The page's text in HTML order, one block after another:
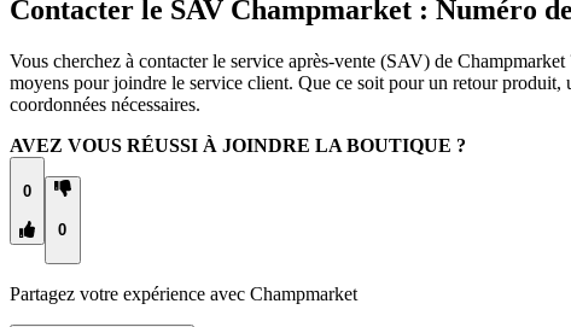
Contacter le SAV Champmarket : Numéro
Vous cherchez à contacter le service après-vente (SAV) de
moyens pour joindre le service client. Que ce soit pour un retour
coordonnées nécessaires.
AVEZ VOUS RÉUSSI À JOINDRE LA BOUTIQUE ?
0
0
Partagez votre expérience avec Champmarket